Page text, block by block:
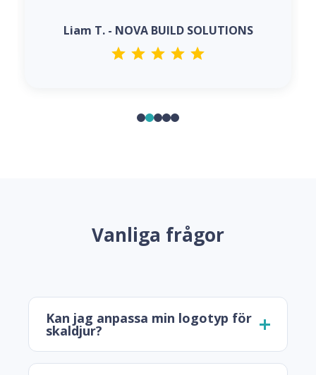
Liam T. - NOVA BUILD SOLUTIONS
Vanliga frågor
Kan jag anpassa min logotyp för
skaldjur?